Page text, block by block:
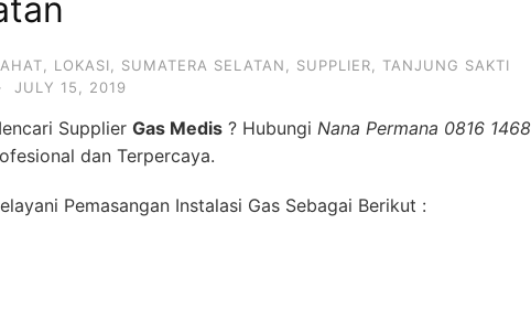
LOKASI SUMATERA SELATAN SUPPLIER
TANJUNG SAKTI
· JULY 15, 2019
Supplier Gas Medis ? Hubungi Nana Permana 0816 1468
dan Terpercaya.
Pemasangan Instalasi Gas Sebagai Berikut :